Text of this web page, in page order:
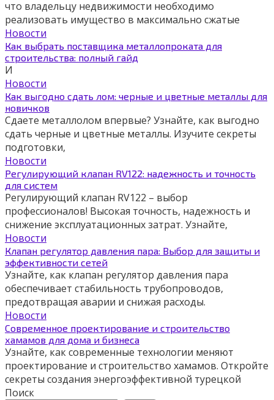
что владельцу недвижимости необходимо
реализовать имущество в максимально сжатые
Новости
Как выбрать поставщика металлопроката для
строительства: полный гайд
И
Новости
Как выгодно сдать лом: черные и цветные металлы для
новичков
Сдаете металлолом впервые? Узнайте, как выгодно
сдать черные и цветные металлы. Изучите секреты
подготовки,
Новости
Регулирующий клапан RV122: надежность и точность
для систем
Регулирующий клапан RV122 – выбор
профессионалов! Высокая точность, надежность и
снижение эксплуатационных затрат. Узнайте,
Новости
Клапан регулятор давления пара: Выбор для защиты и
эффективности сетей
Узнайте, как клапан регулятор давления пара
обеспечивает стабильность трубопроводов,
предотвращая аварии и снижая расходы.
Новости
Современное проектирование и строительство
хамамов для дома и бизнеса
Узнайте, как современные технологии меняют
проектирование и строительство хамамов. Откройте
секреты создания энергоэффективной турецкой
Поиск